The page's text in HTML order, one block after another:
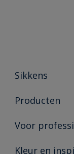
Sikkens
Over Sikkens
Duurzaamheid
Producten
Producten voor
Voor
Advies & service
Kleur en